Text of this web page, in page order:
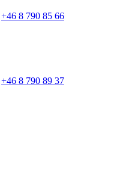
+46 8 790 85 66
+46 8 790 89 37